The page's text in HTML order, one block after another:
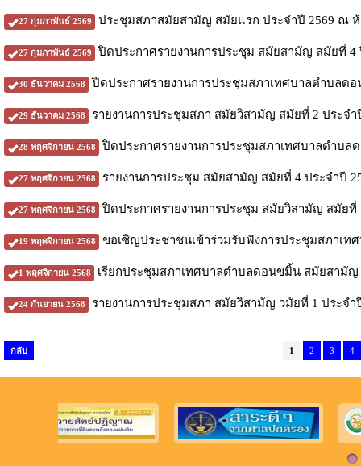
27 กุมภาพันธ์ 2569 ประชุมสภาสมัยสามัญ สมัยแรก ประจำปี 2569 ณ
27 กุมภาพันธ์ 2569 ปิดประกาศรายงานการประชุม สมัยสามัญ สมัยที่ 4
30 ธันวาคม 2568 ปิดประกาศรายงานการประชุมสภาเทศบาลตำบลด
29 ธันวาคม 2568 รายงานการประชุมสภา สมัยวิสามัญ สมัยที่ 2 ประจำ
28 พฤศจิกายน 2568 ปิดประกาศรายงานการประชุมสภาเทศบาลตำบ
27 พฤศจิกายน 2568 รายงานการประชุม สมัยสามัญ สมัยที่ 4 ประจำปี
27 พฤศจิกายน 2568 ปิดประกาศรายงานการประชุม สมัยวิสามัญ สมัยที่
19 พฤศจิกายน 2568 ขอเชิญประชาชนเข้าร่วมรับฟังการประชุมสภาเ
1 พฤศจิกายน 2568 เรียกประชุมสภาเทศบาลตำบลดอนขมิ้น สมัยสามัญ
24 กันยายน 2568 รายงานการประชุมสภา สมัยวิสามัญ วมัยที่ 1 ประจำ
กลับ 1 2 3 4